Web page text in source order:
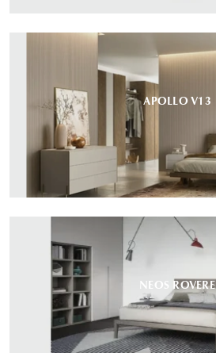
APOLLO V13
NEOS ROVERE